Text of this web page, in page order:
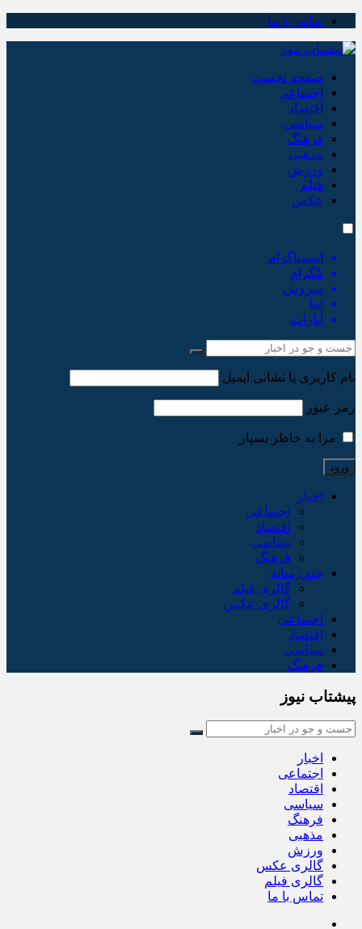
تماس با ما
صفحه نخست
اجتماعی
اقتصاد
سیاسی
فرهنگ
مذهبی
ورزش
فیلم
عکس
اینستاگرام
تلگرام
سروش
ایتا
آپارات
نام کاربری یا نشانی ایمیل
رمز عبور
مرا به خاطر بسپار
اخبار
اجتماعی
اقتصاد
سیاسی
فرهنگ
چند رسانه
گالری فیلم
گالری عکس
اجتماعی
اقتصاد
سیاسی
فرهنگ
پیشتاب نیوز
اخبار
اجتماعی
اقتصاد
سیاسی
فرهنگ
مذهبی
ورزش
گالری عکس
گالری فیلم
تماس با ما